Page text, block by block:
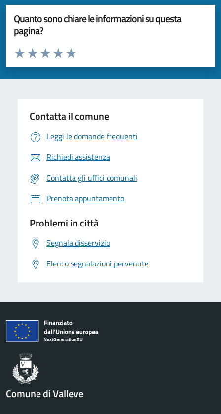
Quanto sono chiare le informazioni su questa
pagina?
Valuta da 1 a 5 stelle la pagina
Valuta 5 stelle su 5
Valuta 4 stelle su 5
Valuta 3 stelle su 5
Valuta 2 stelle su 5
Valuta 1 stelle su 5
Contatta il comune
Leggi le domande frequenti
Richiedi assistenza
Contatta gli uffici comunali
Prenota appuntamento
Problemi in città
Segnala disservizio
Elenco segnalazioni pervenute
Comune di Valleve